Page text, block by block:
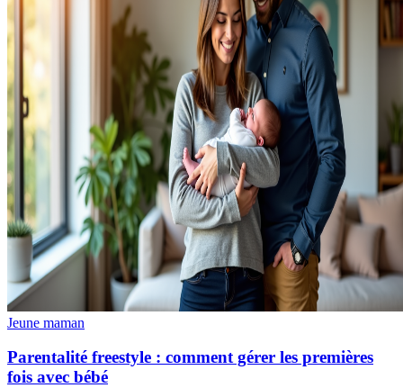
Jeune maman
Parentalité freestyle : comment gérer les premières
fois avec bébé